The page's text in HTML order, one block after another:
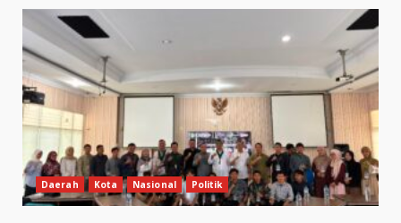
Daerah Kota Nasional Politik